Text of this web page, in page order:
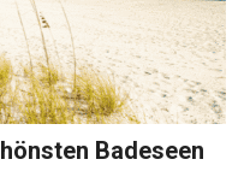
Badeseen